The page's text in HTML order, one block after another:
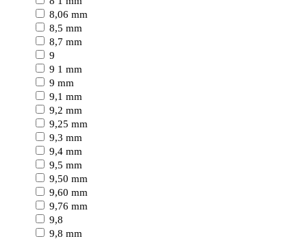
8,06 mm
8,5 mm
8,7 mm
9
9 1 mm
9 mm
9,1 mm
9,2 mm
9,25 mm
9,3 mm
9,4 mm
9,5 mm
9,50 mm
9,60 mm
9,76 mm
9,8
9,8 mm